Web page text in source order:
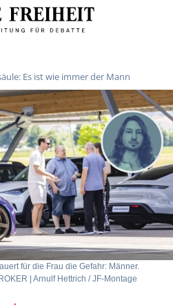
Es ist wie immer der Mann
für die Frau die Gefahr: Männer.
| Arnulf Hettrich / JF-Montage